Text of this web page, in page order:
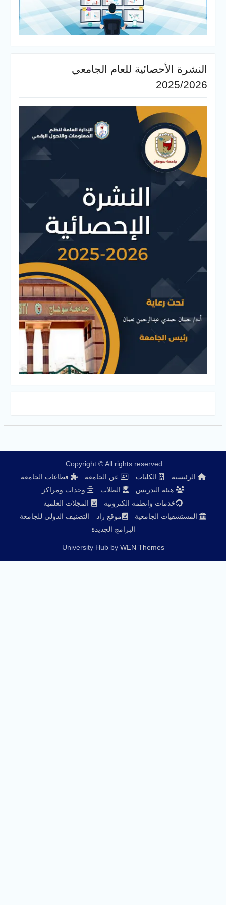
للعام الجامعي
Copyright © All rights reserved.
الكليات
عن الجامعة
قطاعات الجامعة
الطلاب
وحدات ومراكز
وانظمة الكترونية
المجلات العلمية
الجامعية
موقع زاد
التصنيف الدولي للجامعة
University Hub by